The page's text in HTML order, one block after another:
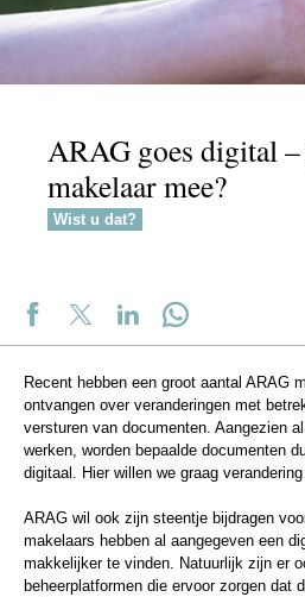
ARAG goes digital –
makelaar mee?
Wist u dat?
Recent hebben een groot aantal ARAG
ontvangen over veranderingen met
versturen van documenten. Aangezien
werken, worden bepaalde documenten
digitaal. Hier willen we graag
ARAG wil ook zijn steentje bijdragen
makelaars hebben al aangegeven een
makkelijker te vinden. Natuurlijk zijn er
beheerplatformen die ervoor zorgen dat